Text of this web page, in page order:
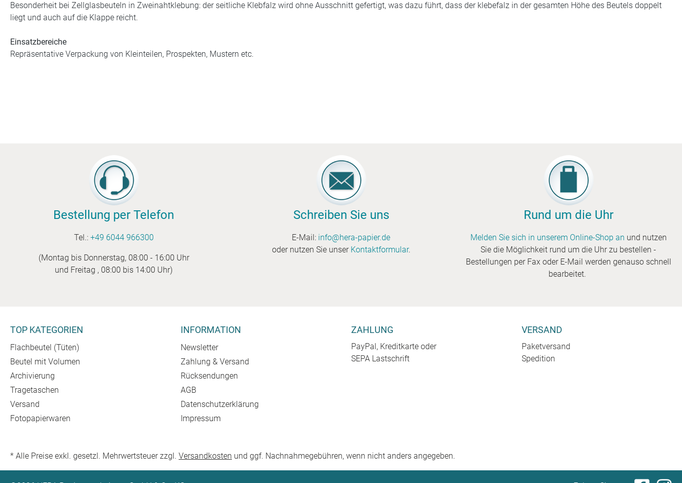
Besonderheit bei Zellglasbeuteln in Zweinahtklebung: der seitliche Klebfalz wird ohne Ausschnitt gefertigt, was dazu führt, dass der klebefalz in der gesamten Höhe des Beutels doppelt
liegt und auch auf die Klappe reicht.
Einsatzbereiche
Repräsentative Verpackung von Kleinteilen, Prospekten, Mustern etc.
Bestellung per Telefon
Tel.: +49 6044 966300
(Montag bis Donnerstag, 08:00 - 16:00 Uhr
und Freitag , 08:00 bis 14:00 Uhr)
Schreiben Sie uns
E-Mail: info@hera-papier.de
oder nutzen Sie unser Kontaktformular.
Rund um die Uhr
Melden Sie sich in unserem Online-Shop an und nutzen
Sie die Möglichkeit rund um die Uhr zu bestellen -
Bestellungen per Fax oder E-Mail werden genauso schnell
bearbeitet.
TOP KATEGORIEN
Flachbeutel (Tüten)
Beutel mit Volumen
Archivierung
Tragetaschen
Versand
Fotopapierwaren
INFORMATION
Newsletter
Zahlung & Versand
Rücksendungen
AGB
Datenschutzerklärung
Impressum
ZAHLUNG
PayPal, Kreditkarte oder
SEPA Lastschrift
VERSAND
Paketversand
Spedition
* Alle Preise exkl. gesetzl. Mehrwertsteuer zzgl. Versandkosten und ggf. Nachnahmegebühren, wenn nicht anders angegeben.